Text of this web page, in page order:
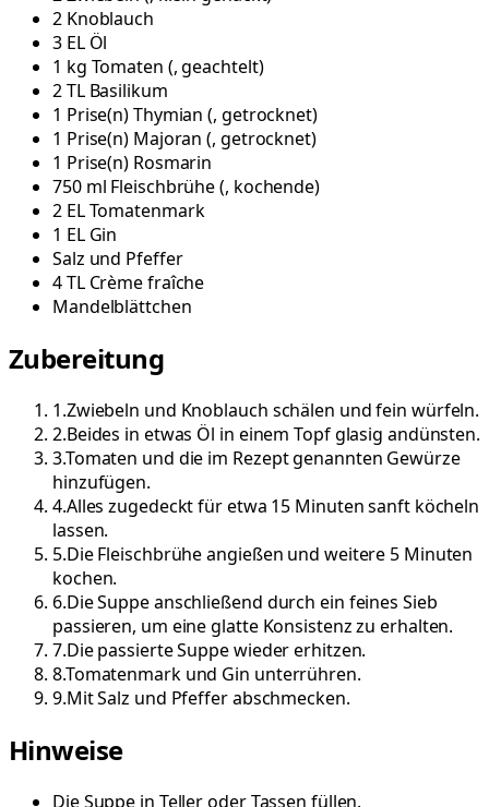
2 Knoblauch
3 EL Öl
1 kg Tomaten (, geachtelt)
2TL Basilikum
1 Prise(n)Thymian (, getrocknet)
1 Prise(n) Majoran (, getrocknet)
1 Prise(n) Rosmarin
750 ml Fleischbrühe(, kochende)
2 ELTomatenmark
1 EL Gin
Salz und Pfeffer
4TL Crème fraîche
Mandelblättchen
Zubereitung
1.Zwiebeln und Knoblauch schälen und fein würfeln.
2.Beides in etwas Öl in einem Topf glasig andünsten.
3.Tomaten und die im Rezept genannten Gewürze
hinzufügen.
4.Alles zugedeckt für etwa 15 Minuten sanft köcheln
lassen.
5.Die Fleischbrühe angießen und weitere 5 Minuten
kochen.
6.Die Suppe anschließend durch ein feines Sieb
passieren, um eine glatte Konsistenz zu erhalten.
7.Die passierte Suppe wieder erhitzen.
8.Tomatenmark und Gin unterrühren.
9.Mit Salz und Pfeffer abschmecken.
Hinweise
Die Suppe in Teller oder Tassen füllen.